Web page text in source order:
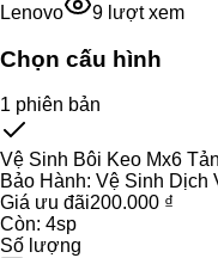
Lenovo 9 lượt xem
Chọn cấu hình
1 phiên bản
Vệ Sinh Bôi Keo Mx6
Bảo Hành: Vệ Sinh Dịch
Giá ưu đãi200.000 ₫
Còn: 4sp
Số lượng